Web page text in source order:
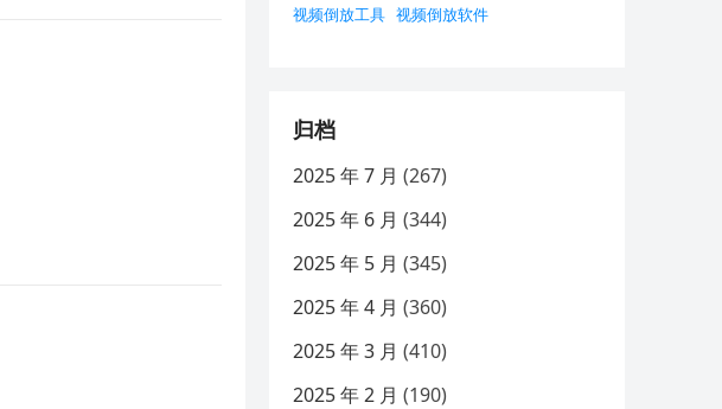
视频倒放工具 视频倒放软件
归档
2025 年 7 月 (267)
2025 年 6 月 (344)
2025 年 5 月 (345)
2025 年 4 月 (360)
2025 年 3 月 (410)
2025 年 2 月 (190)